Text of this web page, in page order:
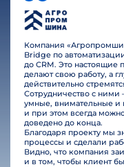
Компания
Bridge по
до CRM. Это настоящие
делают свою работу, а
действительно
Сотрудничество с
умные, внимательные и
и при этом всегда
доведено до конца.
Благодаря проекту мы
процессы и сделали
Видно, что компания
и в том, чтобы клиент